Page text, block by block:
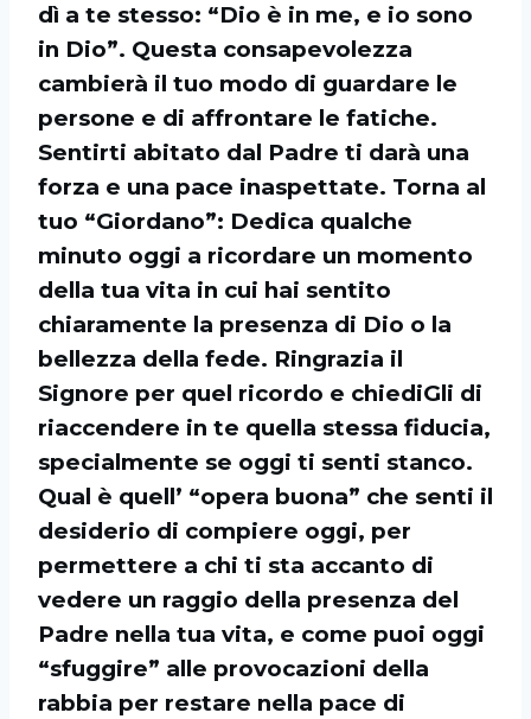
dì a te stesso: “Dio è in me, e io sono
in Dio”. Questa consapevolezza
cambierà il tuo modo di guardare le
persone e di affrontare le fatiche.
Sentirti abitato dal Padre ti darà una
forza e una pace inaspettate. Torna al
tuo “Giordano”: Dedica qualche
minuto oggi a ricordare un momento
della tua vita in cui hai sentito
chiaramente la presenza di Dio o la
bellezza della fede. Ringrazia il
Signore per quel ricordo e chiediGli di
riaccendere in te quella stessa fiducia,
specialmente se oggi ti senti stanco.
Qual è quell’ “opera buona” che senti il
desiderio di compiere oggi, per
permettere a chi ti sta accanto di
vedere un raggio della presenza del
Padre nella tua vita, e come puoi oggi
“sfuggire” alle provocazioni della
rabbia per restare nella pace di